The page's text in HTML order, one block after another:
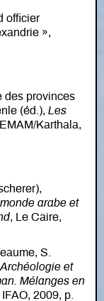
officier
»,
des provinces
(éd.), Les
Karthala,
arabe et
, Le Caire,
S.
et
Mélanges en
2009, p.